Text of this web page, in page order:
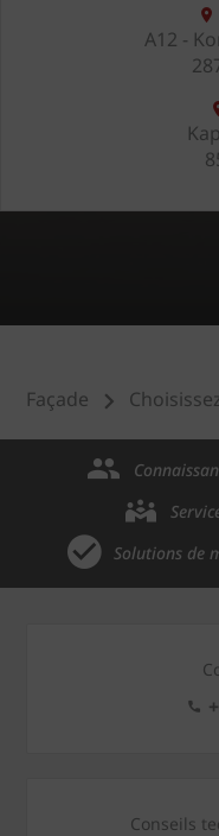
A12 -
Façade
Solutions de
Conseils